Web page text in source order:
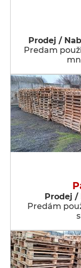
Prodej /
Predam
Prodej /
Predám